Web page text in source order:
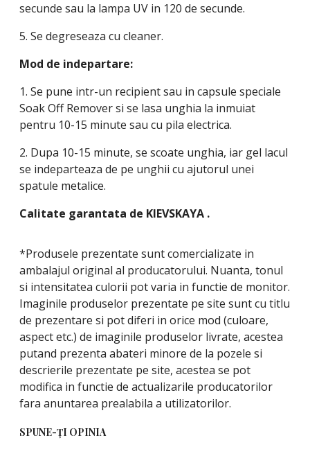
secunde sau la lampa UV in 120 de secunde.
5. Se degreseaza cu cleaner.
Mod de indepartare:
1. Se pune intr-un recipient sau in capsule speciale
Soak Off Remover si se lasa unghia la inmuiat
pentru 10-15 minute sau cu pila electrica.
2. Dupa 10-15 minute, se scoate unghia, iar gel lacul
se indeparteaza de pe unghii cu ajutorul unei
spatule metalice.
Calitate garantata de KIEVSKAYA .
*Produsele prezentate sunt comercializate in
ambalajul original al producatorului. Nuanta, tonul
si intensitatea culorii pot varia in functie de monitor.
Imaginile produselor prezentate pe site sunt cu titlu
de prezentare si pot diferi in orice mod (culoare,
aspect etc.) de imaginile produselor livrate, acestea
putand prezenta abateri minore de la pozele si
descrierile prezentate pe site, acestea se pot
modifica in functie de actualizarile producatorilor
fara anuntarea prealabila a utilizatorilor.
SPUNE-ŢI OPINIA